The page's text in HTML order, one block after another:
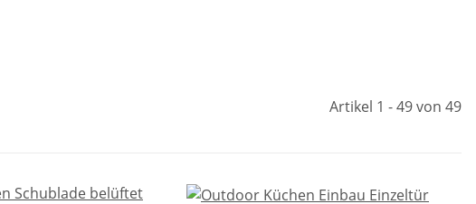
Artikel 1 - 49 von 49